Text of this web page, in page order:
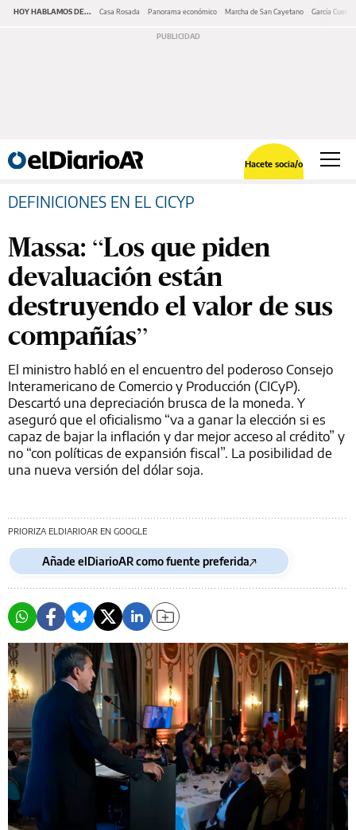
HOY HABLAMOS DE... Casa Rosada Panorama económico Marcha de San Cayetano García Cuerva
Hacete socia/o
DEFINICIONES EN EL CICYP
Massa: “Los que piden
devaluación están
destruyendo el valor de sus
compañías”
El ministro habló en el encuentro del poderoso Consejo
Interamericano de Comercio y Producción (CICyP).
Descartó una depreciación brusca de la moneda. Y
aseguró que el oficialismo “va a ganar la elección si es
capaz de bajar la inflación y dar mejor acceso al crédito” y
no “con políticas de expansión fiscal”. La posibilidad de
una nueva versión del dólar soja.
PRIORIZA ELDIARIOAR EN GOOGLE
Añade elDiarioAR como fuente preferida